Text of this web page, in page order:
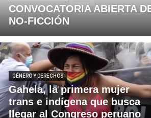
CONVOCATORIA ABIERTA
NO-FICCIÓN
GÉNERO Y DERECHOS
Gahela, la primera mujer
trans e indígena que busca
llegar al Congreso peruano